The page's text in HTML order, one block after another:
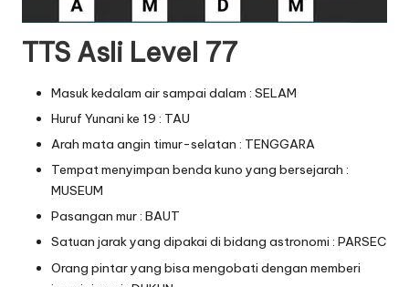
TTS Asli Level 77
Masuk kedalam air sampai dalam : SELAM
Huruf Yunani ke 19 : TAU
Arah mata angin timur-selatan : TENGGARA
Tempat menyimpan benda kuno yang bersejarah :
MUSEUM
Pasangan mur : BAUT
Satuan jarak yang dipakai di bidang astronomi : PARSEC
Orang pintar yang bisa mengobati dengan memberi